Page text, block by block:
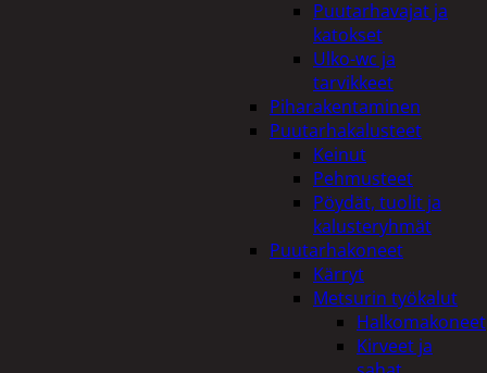
Puutarhavajat ja
katokset
Ulko-wc ja
tarvikkeet
Piharakentaminen
Puutarhakalusteet
Keinut
Pehmusteet
Pöydät, tuolit ja
kalusteryhmät
Puutarhakoneet
Kärryt
Metsurin työkalut
Halkomakoneet
Kirveet ja